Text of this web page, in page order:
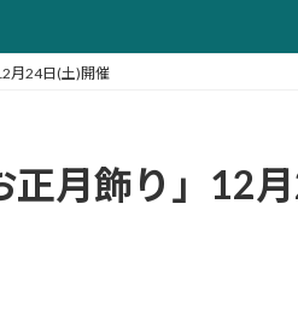
月24日(土)開催
正月飾り」12